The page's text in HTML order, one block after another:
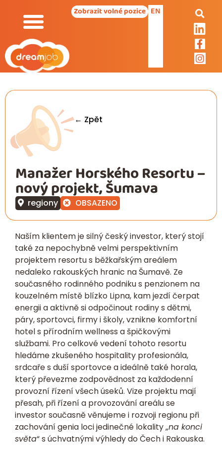
Zobrazit volné pozice EN
← Zpět
Manažer Horského Resortu –
nový projekt, Šumava
regiony OBSAZENO
Naším klientem je silný český investor, který stojí
také za nepochybně velmi perspektivním
projektem resortu s běžkařským areálem
nedaleko rakouských hranic na Šumavě. Ze
současného rodinného podniku s penzionem na
kouzelném místě blízko Lipna, kam jezdí čerpat
energii a aktivně si odpočinout rodiny s dětmi,
páry, sportovci, firmy i školy, vznikne komfortní
hotel s přírodním wellness a špičkovými
službami. Pro celkové vedení tohoto resortu
hledáme zkušeného hospitality profesionála,
srdcaře s duší sportovce a ideálně také horala,
který převezme zodpovědnost za každodenní
provozní řízení všech úseků. Vize projektu mají
přesah, při řízení a provozování areálu se
investor současně věnujeme i rozvoji regionu při
zachování genia loci jedinečné lokality „na konci
světa“ s úchvatnými výhledy do Čech i Rakouska.